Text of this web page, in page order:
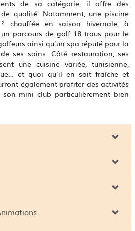
de sa catégorie, il offre des
qualité. Notamment, une piscine
chauffée en saison hivernale, à
parcours de golf 18 trous pour le
ainsi qu’un spa réputé pour la
ses soins. Côté restauration, ses
une cuisine variée, tunisienne,
et quoi qu’il en soit fraîche et
également profiter des activités
mini club particulièrement bien